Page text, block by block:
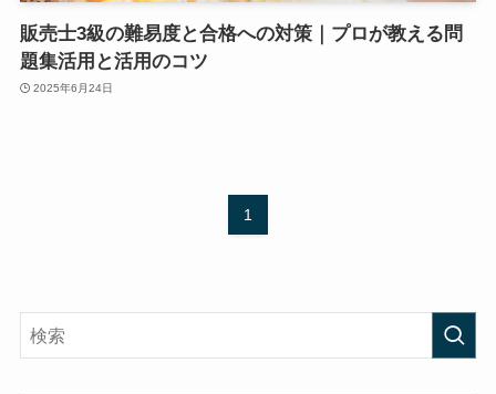
販売士3級の難易度と合格への対策｜プロが教える問
題集活用と活用のコツ
2025年6月24日
1